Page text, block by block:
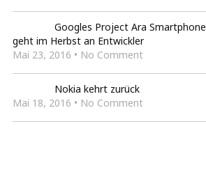
Googles Project Ara Smartphone
geht im Herbst an Entwickler
Mai 23, 2016 • No Comment
Nokia kehrt zurück
Mai 18, 2016 • No Comment